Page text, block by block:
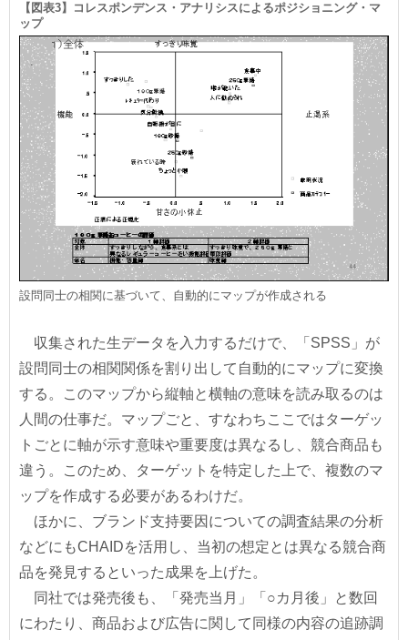
【図表3】コレスポンデンス・アナリシスによるポジショニング・マ
ップ
設問同士の相関に基づいて、自動的にマップが作成される
収集された生データを入力するだけで、「SPSS」が
設問同士の相関関係を割り出して自動的にマップに変換
する。このマップから縦軸と横軸の意味を読み取るのは
人間の仕事だ。マップごと、すなわちここではターゲッ
トごとに軸が示す意味や重要度は異なるし、競合商品も
違う。このため、ターゲットを特定した上で、複数のマ
ップを作成する必要があるわけだ。
ほかに、ブランド支持要因についての調査結果の分析
などにもCHAIDを活用し、当初の想定とは異なる競合商
品を発見するといった成果を上げた。
同社では発売後も、「発売当月」「○カ月後」と数回
にわたり、商品および広告に関して同様の内容の追跡調